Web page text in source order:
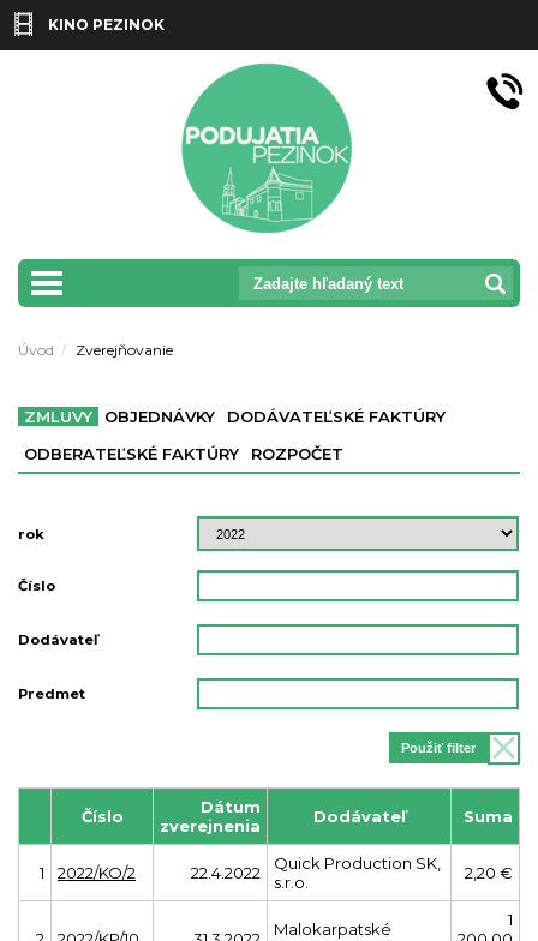
KINO PEZINOK
prepnut_navigaciu
Úvod Zverejňovanie
ZMLUVY OBJEDNÁVKY
DODÁVATEĽSKÉ FAKTÚRY
ODBERATEĽSKÉ FAKTÚRY
ROZPOČET
rok
Číslo
Dodávateľ
Predmet
Použiť filter
Číslo
Dátum
zverejnenia
Dodávateľ Suma
1 2022/KO/2 22.4.2022
Quick Production SK,
s.r.o.
2,20 €
Malokarpatské
1